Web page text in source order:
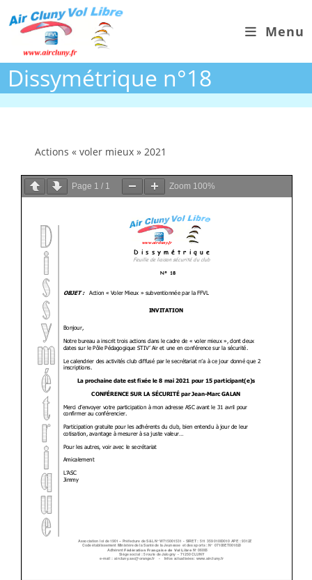
Menu
Dissymétrique n°18
Actions « voler mieux » 2021
Page 1 / 1 Zoom 100%